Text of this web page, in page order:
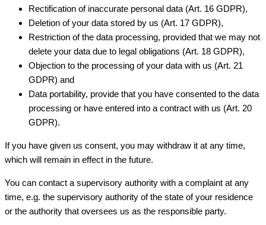
Rectification of inaccurate personal data (Art. 16 GDPR),
Deletion of your data stored by us (Art. 17 GDPR),
Restriction of the data processing, provided that we may not
delete your data due to legal obligations (Art. 18 GDPR),
Objection to the processing of your data with us (Art. 21
GDPR) and
Data portability, provide that you have consented to the data
processing or have entered into a contract with us (Art. 20
GDPR).
If you have given us consent, you may withdraw it at any time,
which will remain in effect in the future.
You can contact a supervisory authority with a complaint at any
time, e.g. the supervisory authority of the state of your residence
or the authority that oversees us as the responsible party.